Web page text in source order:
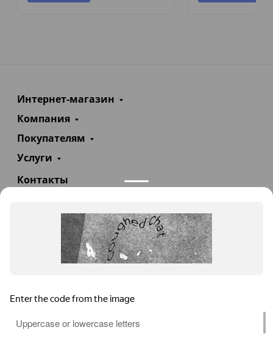
Интернет-магазин
Компания
Покупателям
Услуги
Контакты
info@teploexpert.com
Пн—Сб 09:00 – 18:00
TeploExpert.com © 2008 - 2026 Оборудование для
систем отопления, водоснабжения, канализации